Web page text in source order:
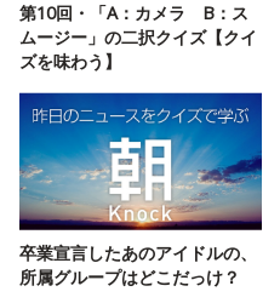
第10回・「A：カメラ B：ス
ムージー」の二択クイズ【クイ
ズを味わう】
卒業宣言したあのアイドルの、
所属グループはどこだっけ？